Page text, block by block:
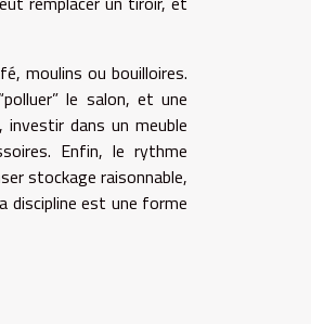
moulins ou bouilloires.
le salon, et une
dans un meuble
Enfin, le rythme
stockage raisonnable,
discipline est une forme